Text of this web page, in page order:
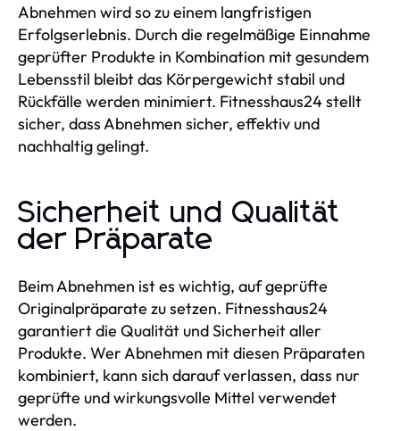
Abnehmen wird so zu einem langfristigen
Erfolgserlebnis. Durch die regelmäßige Einnahme
geprüfter Produkte in Kombination mit gesundem
Lebensstil bleibt das Körpergewicht stabil und
Rückfälle werden minimiert. Fitnesshaus24 stellt
sicher, dass Abnehmen sicher, effektiv und
nachhaltig gelingt.
Sicherheit und Qualität
der Präparate
Beim Abnehmen ist es wichtig, auf geprüfte
Originalpräparate zu setzen. Fitnesshaus24
garantiert die Qualität und Sicherheit aller
Produkte. Wer Abnehmen mit diesen Präparaten
kombiniert, kann sich darauf verlassen, dass nur
geprüfte und wirkungsvolle Mittel verwendet
werden.